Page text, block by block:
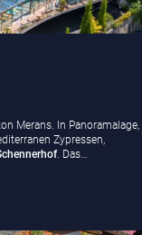
Merans. In Panoramalage,
Zypressen,
. Das…